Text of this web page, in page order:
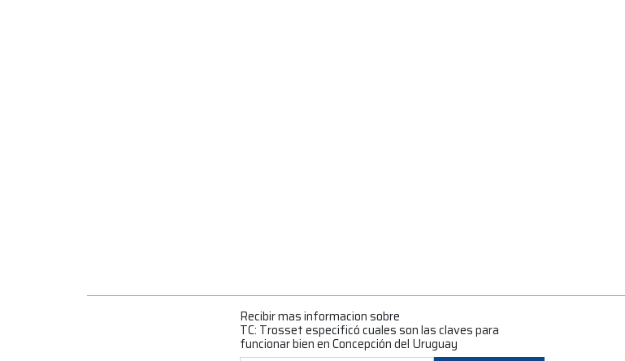
Recibir mas informacion sobre
TC: Trosset especificó cuales son las claves para
funcionar bien en Concepción del Uruguay